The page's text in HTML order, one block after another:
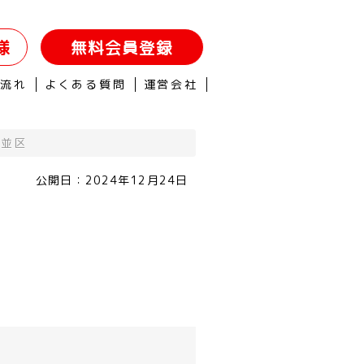
無料会員登録
れ よくある質問 運営会社
区
公開日： 2024年12月24日